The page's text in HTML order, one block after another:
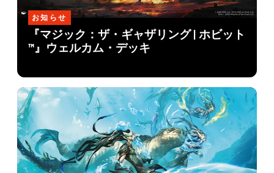
お知らせ
『マジック：ザ・ギャザリング | ホビット
™』ウェルカム・デッキ